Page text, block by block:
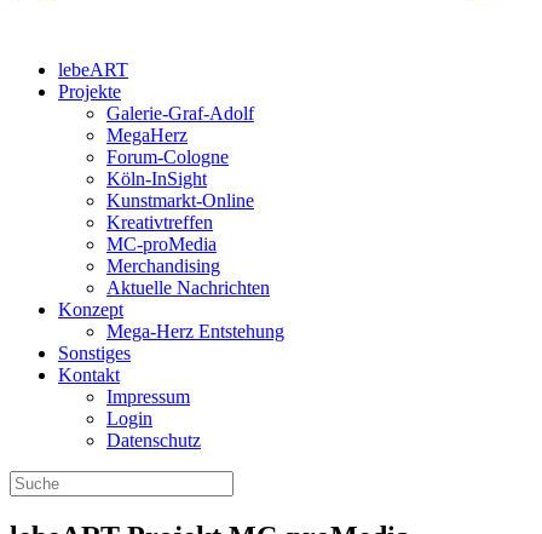
lebeART
Projekte
Galerie-Graf-Adolf
MegaHerz
Forum-Cologne
Köln-InSight
Kunstmarkt-Online
Kreativtreffen
MC-proMedia
Merchandising
Aktuelle Nachrichten
Konzept
Mega-Herz Entstehung
Sonstiges
Kontakt
Impressum
Login
Datenschutz